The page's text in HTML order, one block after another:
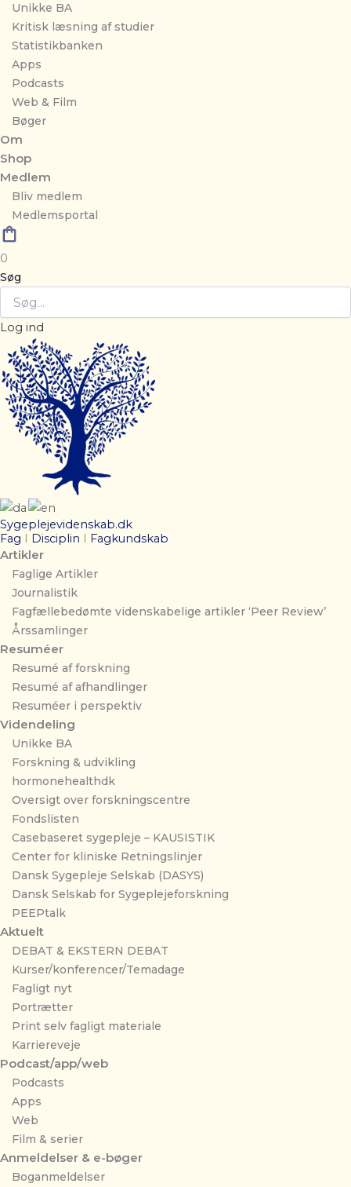
Unikke BA
Kritisk læsning af studier
Statistikbanken
Apps
Podcasts
Web & Film
Bøger
Om
Shop
Medlem
Bliv medlem
Medlemsportal
0
Søg
Log ind
Sygeplejevidenskab.dk
Fag I Disciplin I Fagkundskab
Artikler
Faglige Artikler
Journalistik
Fagfællebedømte videnskabelige artikler ‘Peer Review’
Årssamlinger
Resuméer
Resumé af forskning
Resumé af afhandlinger
Resuméer i perspektiv
Videndeling
Unikke BA
Forskning & udvikling
hormonehealthdk
Oversigt over forskningscentre
Fondslisten
Casebaseret sygepleje – KAUSISTIK
Center for kliniske Retningslinjer
Dansk Sygepleje Selskab (DASYS)
Dansk Selskab for Sygeplejeforskning
PEEPtalk
Aktuelt
DEBAT & EKSTERN DEBAT
Kurser/konferencer/Temadage
Fagligt nyt
Portrætter
Print selv fagligt materiale
Karriereveje
Podcast/app/web
Podcasts
Apps
Web
Film & serier
Anmeldelser & e-bøger
Boganmeldelser